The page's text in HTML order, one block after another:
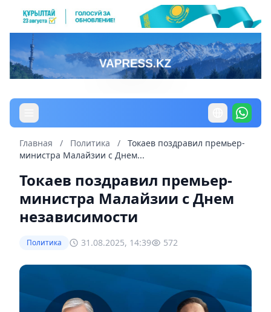
Главная / Политика /
Токаев поздравил премьер-
министра Малайзии с Днем...
Токаев поздравил премьер-
министра Малайзии с Днем
независимости
Политика 31.08.2025, 14:39 572